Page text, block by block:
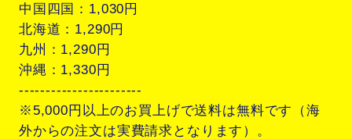
中国四国：1,030円
北海道：1,290円
九州：1,290円
沖縄：1,330円
-----------------------
※5,000円以上のお買上げで送料は無料です（海
外からの注文は実費請求となります）。